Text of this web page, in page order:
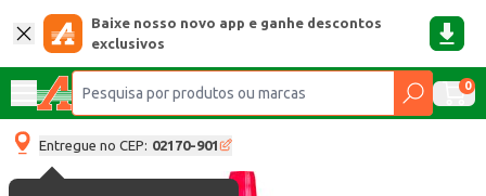
Baixe nosso novo app e ganhe descontos
exclusivos
0
Entregue no CEP: 02170-901